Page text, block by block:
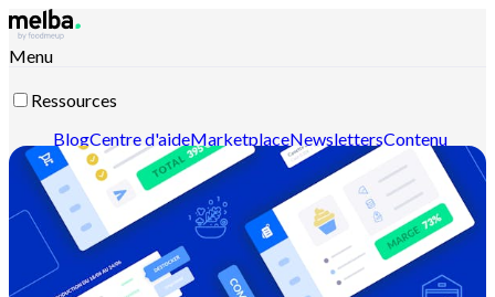
Menu
Ressources
BlogCentre d'aideMarketplaceNewslettersContenu
intelligentDocumentation APIDocumentation MCP
Contactez-nousDécouvrir melba